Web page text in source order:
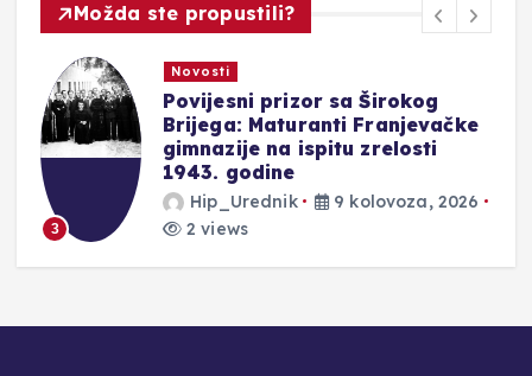
Možda ste propustili?
Novosti
Zbog ovog radara ste dobili
7536 kazni
Hip_Urednik
9 kolovoza, 2026
3 views